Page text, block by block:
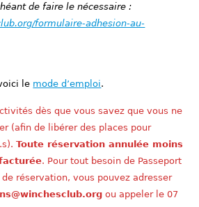
de faire le nécessaire :
formulaire-adhesion-au-
le mode d’emploi.
dès que vous savez que vous ne
(afin de libérer des places pour
Toute réservation annulée moins
. Pour tout besoin de Passeport
de réservation, vous pouvez adresser
ou appeler le 07